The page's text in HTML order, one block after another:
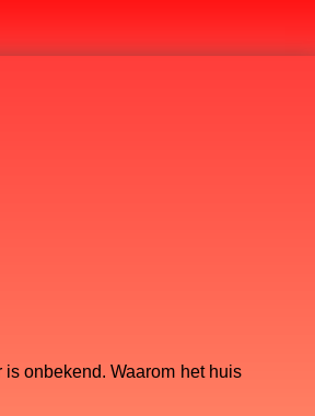
onbekend. Waarom het huis